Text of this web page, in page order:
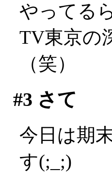
やってる
TV東京の
（笑）
#3 さて
今日は期
す(;_;)